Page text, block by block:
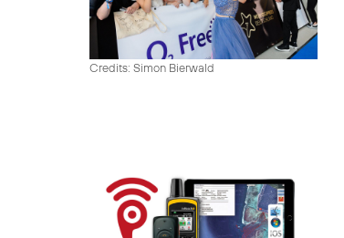
Credits: Simon Bierwald